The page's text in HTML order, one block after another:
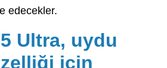
edecekler.
Ultra, uydu
için